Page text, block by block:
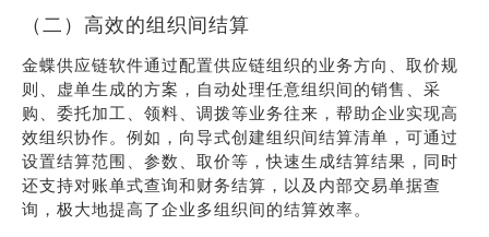
（二）高效的组织间结算
金蝶供应链软件通过配置供应链组织的业务方向、取价规
则、虚单生成的方案，自动处理任意组织间的销售、采
购、委托加工、领料、调拨等业务往来，帮助企业实现高
效组织协作。例如，向导式创建组织间结算清单，可通过
设置结算范围、参数、取价等，快速生成结算结果，同时
还支持对账单式查询和财务结算，以及内部交易单据查
询，极大地提高了企业多组织间的结算效率。